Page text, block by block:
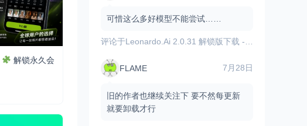
解锁永久会
可惜这么多好模型不能尝试……
评论于Leonardo.Ai 2.0.31 解锁版下载 - 内置GPT图像模型/AI图像视频生成
FLAME 7月28日
旧的作者也继续关注下 要不然每更新
就要卸载才行